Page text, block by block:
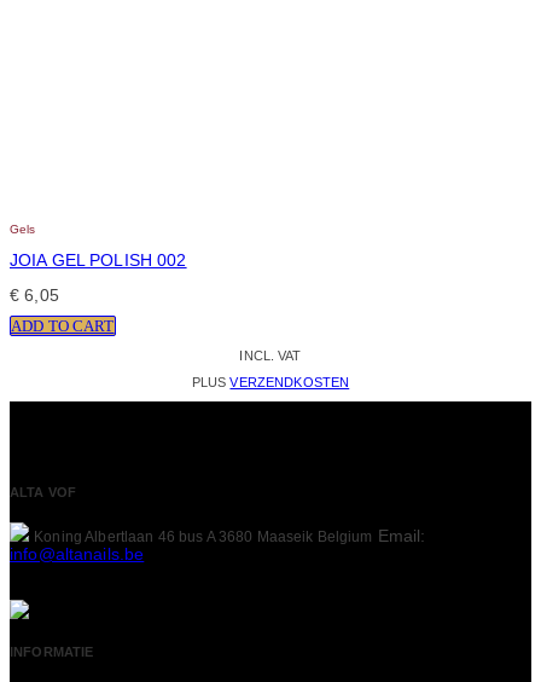
Gels
JOIA GEL POLISH 002
€ 6,05
ADD TO CART
INCL. VAT
PLUSVERZENDKOSTEN
ALTA VOF
Koning Albertlaan 46 bus A 3680 Maaseik Belgium Email:
info@altanails.be
INFORMATIE